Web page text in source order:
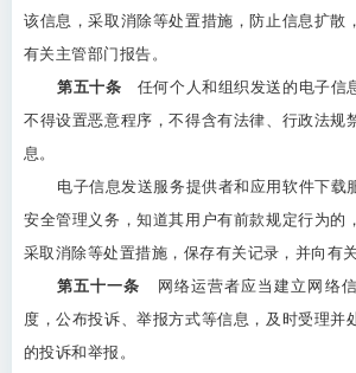
该信息，采取消除等处置措施，防止信息扩散
有关主管部门报告。
第五十条 任何个人和组织发送的电子信
不得设置恶意程序，不得含有法律、行政法规
息。
电子信息发送服务提供者和应用软件下载
安全管理义务，知道其用户有前款规定行为的
采取消除等处置措施，保存有关记录，并向有
第五十一条
网络运营者应当建立网络
度，公布投诉、举报方式等信息，及时受理并
的投诉和举报。